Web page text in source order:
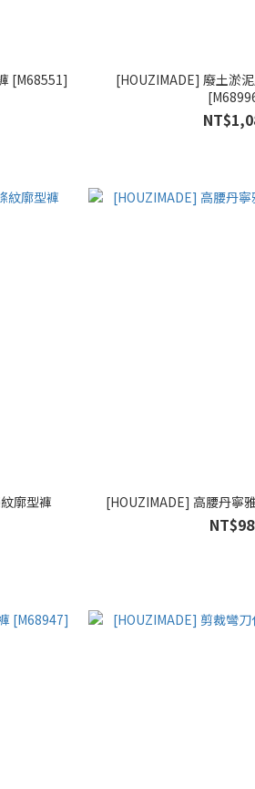
[M68551]
[HOUZIMADE] 廢土淤
廓型褲
[HOUZIMADE] 高腰丹寧